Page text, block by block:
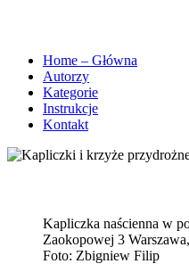
Home – Główna
Autorzy
Kategorie
Instrukcje
Kontakt
Kapliczka naścienna w
Zaokopowej 3
Foto: Zbigniew Filip